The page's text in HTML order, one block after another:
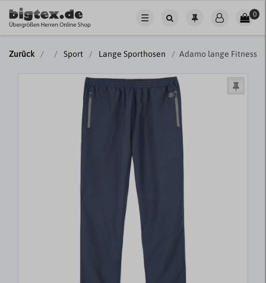
☰ 0
Zurück Sport Lange Sporthosen Adamo lange